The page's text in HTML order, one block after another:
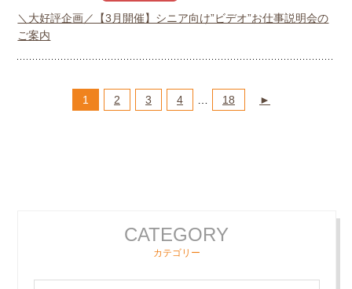
＼大好評企画／【3月開催】シニア向け”ビデオ”お仕事説明会の
ご案内
1 2 3 4 18 ►
CATEGORY
カテゴリー